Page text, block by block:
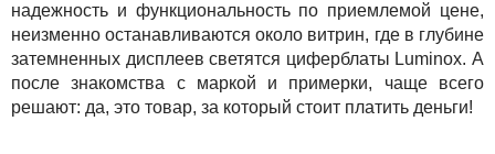
надежность и функциональность по приемлемой цене,
неизменно останавливаются около витрин, где в глубине
затемненных дисплеев светятся циферблаты Luminox. А
после знакомства с маркой и примерки, чаще всего
решают: да, это товар, за который стоит платить деньги!